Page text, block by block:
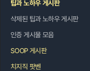
팁과 노하우 게시판
삭제된 팁과 노하우 게시판
인증 게시물 모음
SOOP 게시판
치지직 팟벤